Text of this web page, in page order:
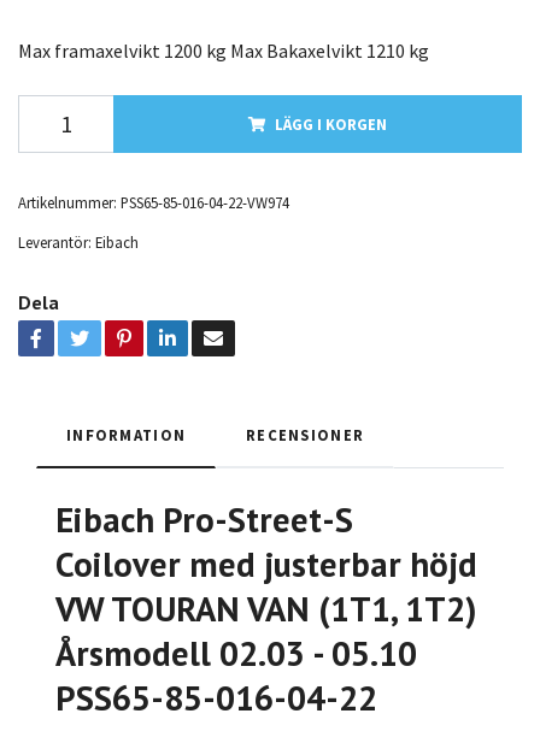
Max framaxelvikt 1200 kg Max Bakaxelvikt 1210 kg
LÄGG I KORGEN
Artikelnummer: PSS65-85-016-04-22-VW974
Leverantör: Eibach
Dela
INFORMATION RECENSIONER
Eibach Pro-Street-S
Coilover med justerbar höjd
VW TOURAN VAN (1T1, 1T2)
Årsmodell 02.03 - 05.10
PSS65-85-016-04-22